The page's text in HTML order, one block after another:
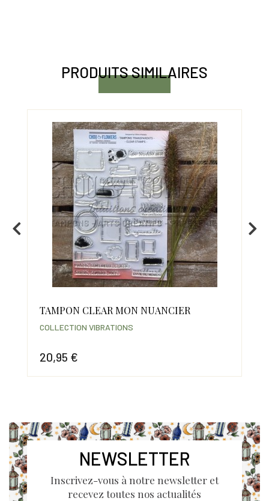
PRODUITS SIMILAIRES
TAMPON CLEAR MON NUANCIER
20,95 €
COLLECTION VIBRATIONS
NEWSLETTER
Inscrivez-vous à notre newsletter et
recevez toutes nos actualités